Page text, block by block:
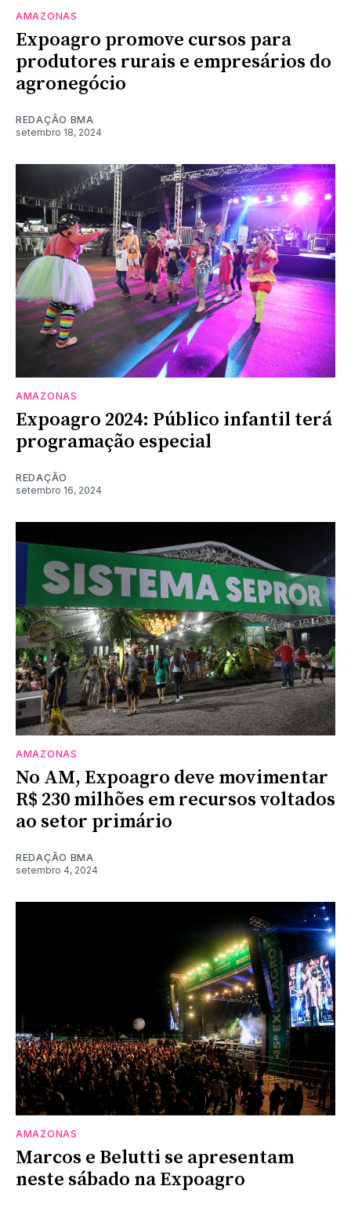
AMAZONAS
Expoagro promove cursos para
produtores rurais e empresários do
agronegócio
REDAÇÃO BMA
setembro 18, 2024
AMAZONAS
Expoagro 2024: Público infantil terá
programação especial
REDAÇÃO
setembro 16, 2024
AMAZONAS
No AM, Expoagro deve movimentar
R$ 230 milhões em recursos voltados
ao setor primário
REDAÇÃO BMA
setembro 4, 2024
AMAZONAS
Marcos e Belutti se apresentam
neste sábado na Expoagro